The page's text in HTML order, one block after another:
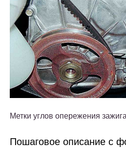
Метки углов опережения
Пошаговое описание с